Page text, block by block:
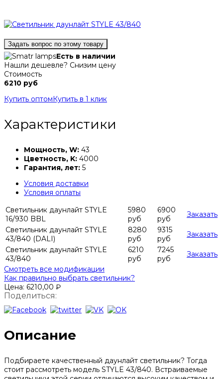
Задать вопрос по этому товару
Есть в наличии
Нашли дешевле? Снизим цену
Стоимость
6210 руб
Купить оптомКупить в 1 клик
Характеристики
Мощность, W: 43
Цветность, K: 4000
Гарантия, лет: 5
Условия доставки
Условия оплаты
Светильник даунлайт STYLE
16/930 BBL
5980
руб
6900
руб
Заказать
Светильник даунлайт STYLE
43/840 (DALI)
8280
руб
9315
руб
Заказать
Светильник даунлайт STYLE
43/840
6210
руб
7245
руб
Заказать
Смотреть все модификации
Как правильно выбрать светильник?
Цена: 6210,00 ₽
Поделиться:
Описание
Подбираете качественный даунлайт светильник? Тогда
стоит рассмотреть модель STYLE 43/840. Встраиваемые